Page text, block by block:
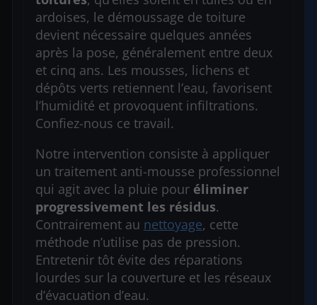
ardoises, le démoussage de toiture
devient nécessaire quelques années
après la pose, généralement entre deux
et cinq ans. Les mousses, lichens et
dépôts verts retiennent l’eau, favorisent
l’humidité et provoquent infiltrations.
Confiez-nous ce travail.
Notre intervention consiste à appliquer
un traitement anti-mousse professionnel
qui agit avec la pluie pour éliminer
progressivement les résidus.
Contrairement au nettoyage, cette
méthode n’utilise pas de pression.
Entretenir tôt évite des réparations
lourdes sur la couverture et les réseaux
d’évacuation d’eau.